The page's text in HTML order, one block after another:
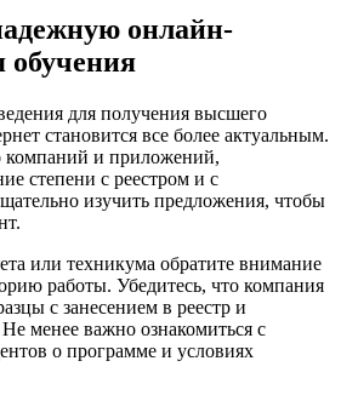
онлайн-
обучения
для получения высшего
становится все более актуальным.
компаний и приложений,
степени с реестром и с
изучить предложения, чтобы
или техникума обратите внимание
работы. Убедитесь, что компания
с занесением в реестр и
менее важно ознакомиться с
о программе и условиях